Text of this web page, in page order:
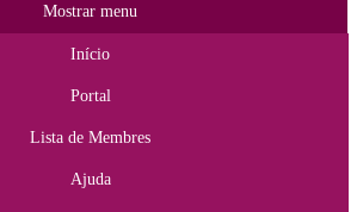
Mostrar menu
Início
Portal
Lista de Membres
Ajuda